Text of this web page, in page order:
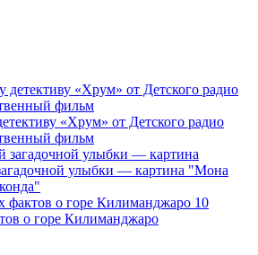
«Хрум» от Детского радио
фильм
улыбки — картина "Мона
10
о горе Килиманджаро